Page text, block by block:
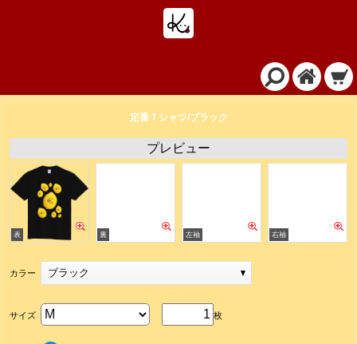
定番Ｔシャツ/ブラック
プレビュー
カラー ブラック
枚
サイズ